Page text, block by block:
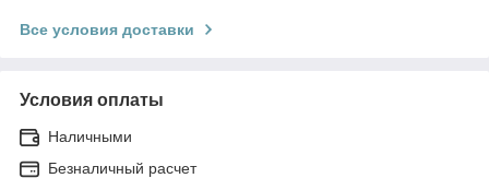
Все условия доставки
Условия оплаты
Наличными
Безналичный расчет